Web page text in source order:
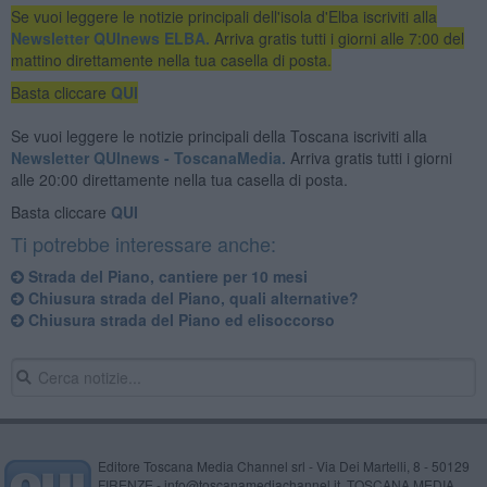
Se vuoi leggere le notizie principali dell'isola d'Elba iscriviti alla
Newsletter QUInews ELBA. Arriva gratis tutti i giorni alle 7:00 del
mattino direttamente nella tua casella di posta.
Basta cliccare QUI
Se vuoi leggere le notizie principali della Toscana iscriviti alla
Newsletter QUInews - ToscanaMedia. Arriva gratis tutti i giorni
alle 20:00 direttamente nella tua casella di posta.
Basta cliccare QUI
Ti potrebbe interessare anche:
Strada del Piano, cantiere per 10 mesi
Chiusura strada del Piano, quali alternative?
Chiusura strada del Piano ed elisoccorso
Editore Toscana Media Channel srl - Via Dei Martelli, 8 - 50129